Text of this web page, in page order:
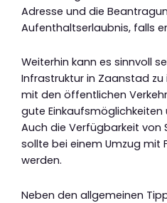
Adresse und die
Aufenthaltserlaubnis, falls
Weiterhin kann es sinnvoll
Infrastruktur in Zaanstad zu
mit den öffentlichen
gute Einkaufsmöglichkeiten
Auch die Verfügbarkeit von
sollte bei einem Umzug mit
werden.
Neben den allgemeinen